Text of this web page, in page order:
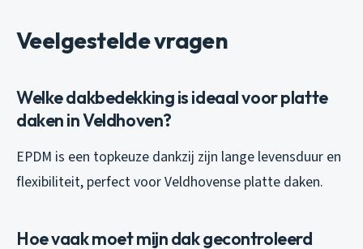
Veelgestelde vragen
Welke dakbedekking is ideaal voor platte
daken in Veldhoven?
EPDM is een topkeuze dankzij zijn lange levensduur en
flexibiliteit, perfect voor Veldhovense platte daken.
Hoe vaak moet mijn dak gecontroleerd